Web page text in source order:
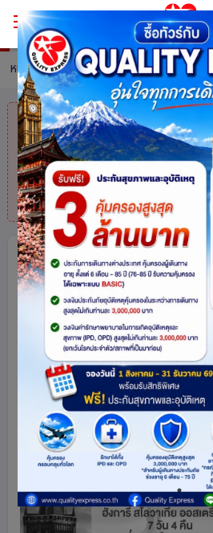
หน้าหลัก ทัวร์ Austria รายละเอียดทัวร์
คุณมาช้าไปแล้ว สินค้า
ต้องห่วง! สอบถามสินค้
โทร.
ฮังการี - สโลวาเกีย - ออ
EAST EUROPE
อยาก CHECK OUT 7
การบิน TURKISH
ออสเตรีย สาธารณรัฐเชก
ยุโรป
143 share
ดูโปรแกรมทั